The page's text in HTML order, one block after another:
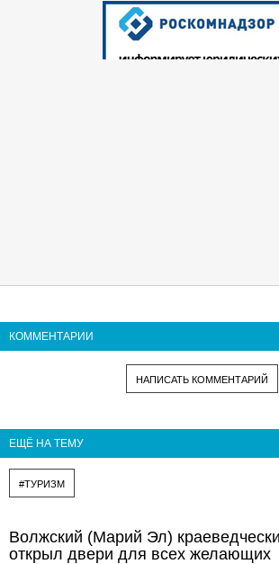
КОММЕНТАРИИ
НАПИСАТЬ КОММЕНТАРИЙ
ЕЩЁ НА ТЕМУ
#ТУРИЗМ
Волжский (Марий Эл)
открыл двери для всех желающих